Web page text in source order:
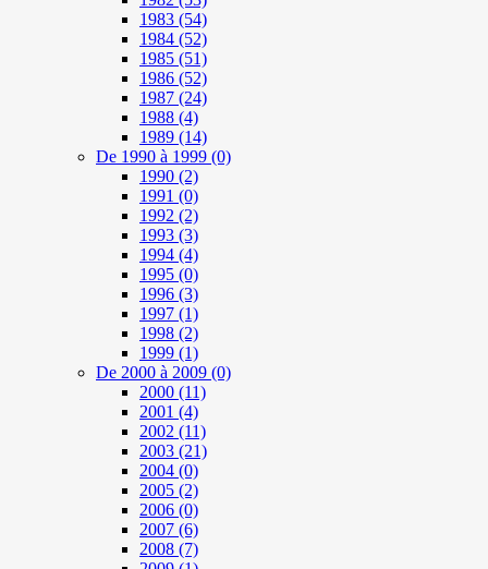
1983 (54)
1984 (52)
1985 (51)
1986 (52)
1987 (24)
1988 (4)
1989 (14)
De 1990 à 1999 (0)
1990 (2)
1991 (0)
1992 (2)
1993 (3)
1994 (4)
1995 (0)
1996 (3)
1997 (1)
1998 (2)
1999 (1)
De 2000 à 2009 (0)
2000 (11)
2001 (4)
2002 (11)
2003 (21)
2004 (0)
2005 (2)
2006 (0)
2007 (6)
2008 (7)